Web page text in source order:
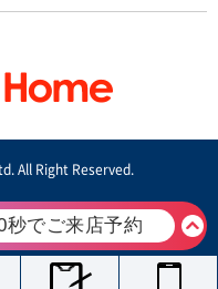
All Right Reserved.